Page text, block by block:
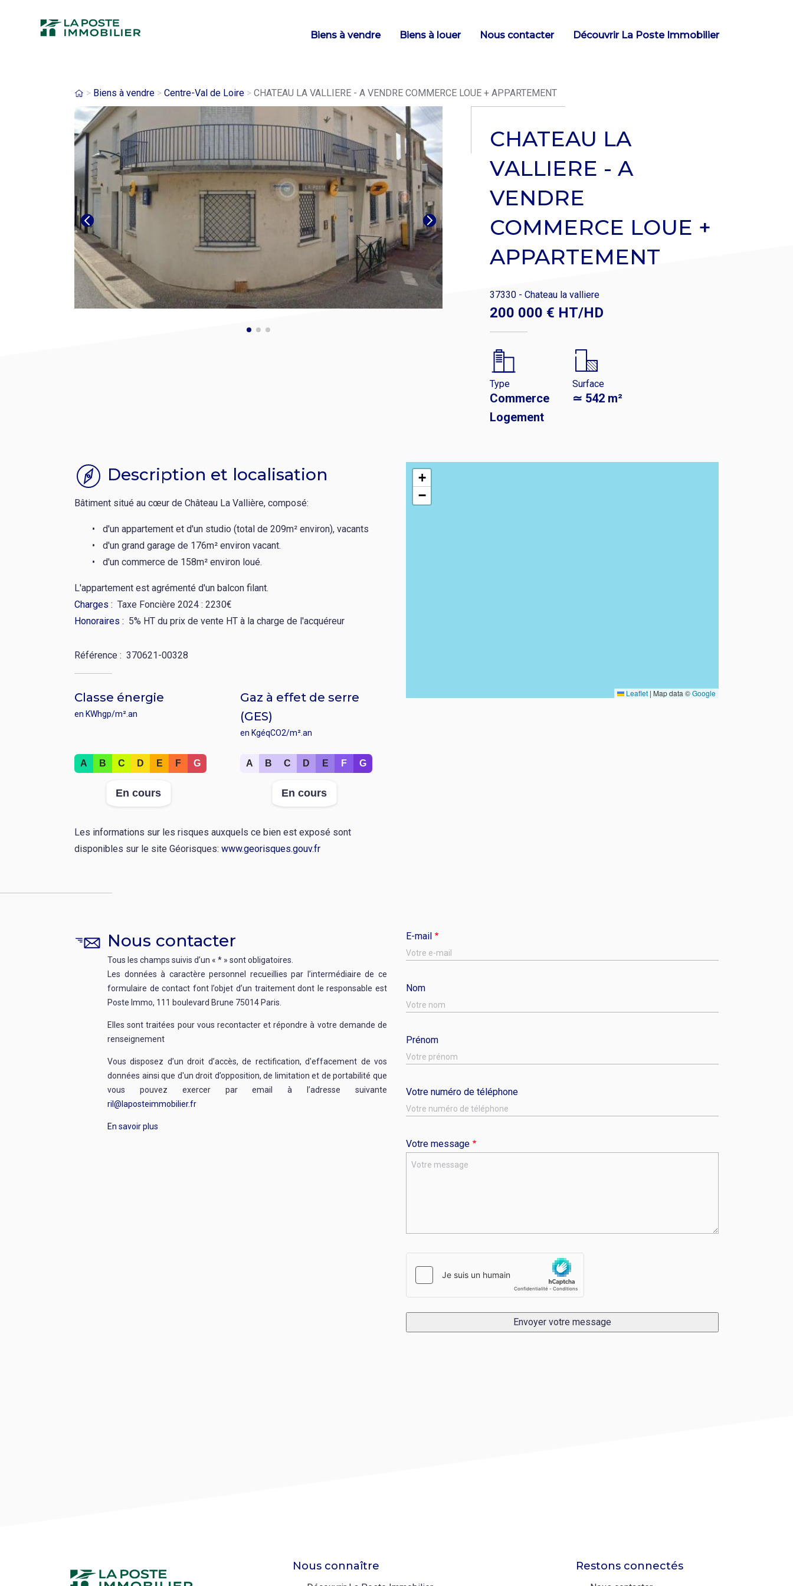
Main
Biens à vendre Biens à louer Nous contacter Découvrir La Poste Immobilier
Fil
d'Ariane
Biens à vendre Centre-Val de Loire CHATEAU LA VALLIERE - A VENDRE COMMERCE LOUE + APPARTEMENT
CHATEAU LA
VALLIERE - A
VENDRE
COMMERCE LOUE +
APPARTEMENT
37330 - Chateau la valliere
200 000 € HT/HD
Type
Commerce
Logement
Surface
≃ 542 m²
Description et localisation
Bâtiment situé au cœur de Château La Vallière, composé:
d'un appartement et d'un studio (total de 209m² environ), vacants
d'un grand garage de 176m² environ vacant.
d'un commerce de 158m² environ loué.
L'appartement est agrémenté d'un balcon filant.
Charges
Taxe Foncière 2024 : 2230€
Honoraires
5% HT du prix de vente HT à la charge de l'acquéreur
Référence 370621-00328
Classe énergie
en KWhgp/m².an
Rang
A B C D E F G
En cours
Gaz à effet de serre
(GES)
en KgéqCO2/m².an
Rang
A B C D E F G
En cours
Les informations sur les risques auxquels ce bien est exposé sont
disponibles sur le site Géorisques: www.georisques.gouv.fr
+
−
Leaflet | Map data ©Google
Nous contacter
Tous les champs suivis d’un « * » sont obligatoires.
Les données à caractère personnel recueillies par l’intermédiaire de ce
formulaire de contact font l’objet d’un traitement dont le responsable est
Poste Immo, 111 boulevard Brune 75014 Paris.
Elles sont traitées pour vous recontacter et répondre à votre demande de
renseignement
Vous disposez d’un droit d’accès, de rectification, d'effacement de vos
données ainsi que d'un droit d’opposition, de limitation et de portabilité que
vous pouvez exercer par email à l’adresse suivante
ril@laposteimmobilier.fr
En savoir plus
E-mail
Nom
Prénom
Votre numéro de téléphone
Votre message
Envoyer votre message
Nous connaître Restons connectés